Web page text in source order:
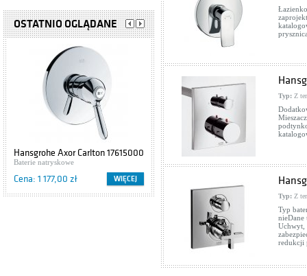
OSTATNIO OGLĄDANE
Hansgrohe Axor Carlton 17615000
Baterie natryskowe
Cena: 1 177,00 zł WIĘCEJ
Typ: Z
Typ: Z
Typ
nieDane
Uchwyt,
redukcji